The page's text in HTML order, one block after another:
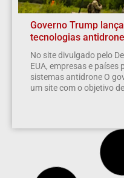
Governo Trump
tecnologias antidrone
No site divulgado pelo
EUA, empresas e
sistemas antidrone O
um site com o objetivo de